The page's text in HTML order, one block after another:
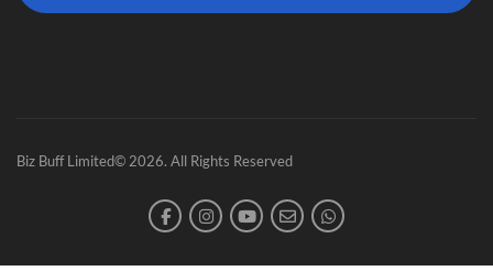
Biz Buff Limited© 2026. All Rights Reserved